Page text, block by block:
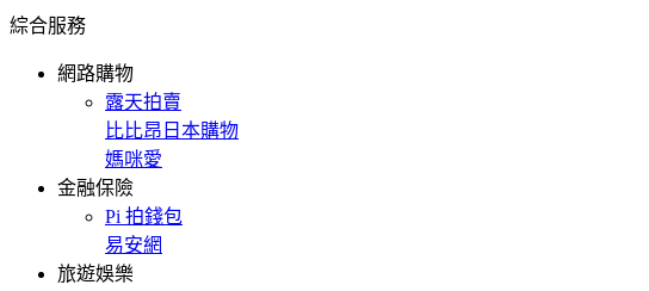
綜合服務
網路購物
露天拍賣
比比昂日本購物
媽咪愛
金融保險
Pi 拍錢包
易安網
旅遊娛樂